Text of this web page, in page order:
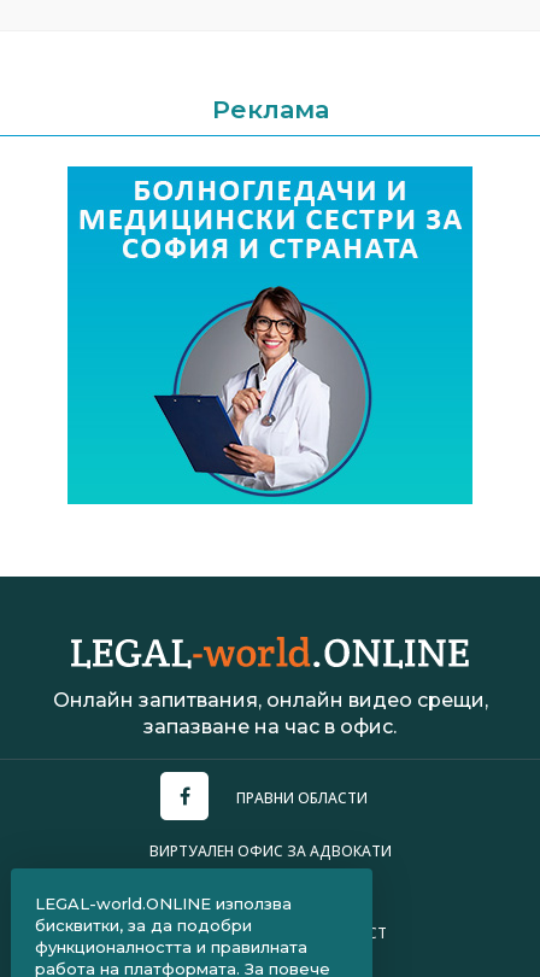
Реклама
Онлайн запитвания, онлайн видео срещи,
запазване на час в офис.
ПРАВНИ ОБЛАСТИ
ВИРТУАЛЕН ОФИС ЗА АДВОКАТИ
ПОЛИТИКА ЗА ПОВЕРИТЕЛНОСТ
LEGAL-world.ONLINE използва
бисквитки, за да подобри
функционалността и правилната
работа на платформата. За повече